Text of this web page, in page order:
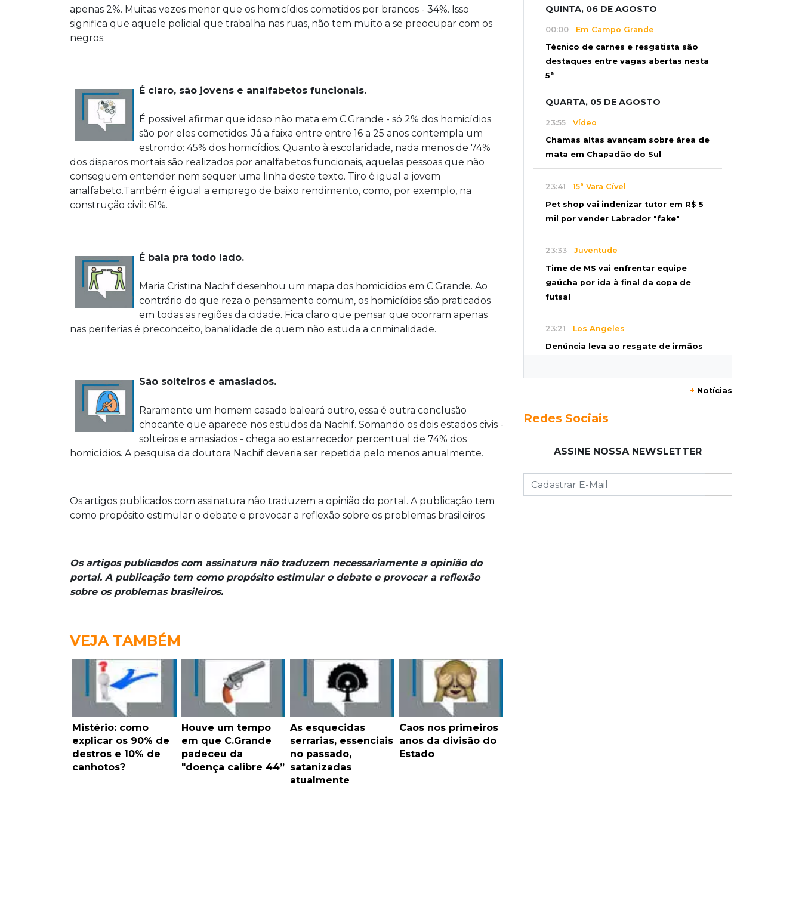
apenas 2%. Muitas vezes menor que os homicídios cometidos por brancos - 34%. Isso
significa que aquele policial que trabalha nas ruas, não tem muito a se preocupar com os
negros.
É claro, são jovens e analfabetos funcionais.
É possível afirmar que idoso não mata em C.Grande - só 2% dos homicídios
são por eles cometidos. Já a faixa entre entre 16 a 25 anos contempla um
estrondo: 45% dos homicídios. Quanto à escolaridade, nada menos de 74%
dos disparos mortais são realizados por analfabetos funcionais, aquelas pessoas que não
conseguem entender nem sequer uma linha deste texto. Tiro é igual a jovem
analfabeto.Também é igual a emprego de baixo rendimento, como, por exemplo, na
construção civil: 61%.
É bala pra todo lado.
Maria Cristina Nachif desenhou um mapa dos homicídios em C.Grande. Ao
contrário do que reza o pensamento comum, os homicídios são praticados
em todas as regiões da cidade. Fica claro que pensar que ocorram apenas
nas periferias é preconceito, banalidade de quem não estuda a criminalidade.
São solteiros e amasiados.
Raramente um homem casado baleará outro, essa é outra conclusão
chocante que aparece nos estudos da Nachif. Somando os dois estados civis -
solteiros e amasiados - chega ao estarrecedor percentual de 74% dos
homicídios. A pesquisa da doutora Nachif deveria ser repetida pelo menos anualmente.
Os artigos publicados com assinatura não traduzem a opinião do portal. A publicação tem
como propósito estimular o debate e provocar a reflexão sobre os problemas brasileiros
Os artigos publicados com assinatura não traduzem necessariamente a opinião do
portal. A publicação tem como propósito estimular o debate e provocar a reflexão
sobre os problemas brasileiros.
VEJA TAMBÉM
Mistério: como
explicar os 90% de
destros e 10% de
canhotos?
Houve um tempo
em que C.Grande
padeceu da
"doença calibre 44”
As esquecidas
serrarias, essenciais
no passado,
satanizadas
atualmente
Caos nos primeiros
anos da divisão do
Estado
QUINTA, 06 DE AGOSTO
00:00 Em Campo Grande
Técnico de carnes e resgatista são
destaques entre vagas abertas nesta
5ª
QUARTA, 05 DE AGOSTO
23:55 Vídeo
Chamas altas avançam sobre área de
mata em Chapadão do Sul
23:41 15ª Vara Cível
Pet shop vai indenizar tutor em R$ 5
mil por vender Labrador "fake"
23:33 Juventude
Time de MS vai enfrentar equipe
gaúcha por ida à final da copa de
futsal
23:21 Los Angeles
Denúncia leva ao resgate de irmãos
MS com formação de ciclone bomba
23:00Ideb
Entre escolas com nota divulgada, 3
estaduais lideram o Ensino Médio na
+ Notícias
Redes Sociais
ASSINE NOSSA NEWSLETTER